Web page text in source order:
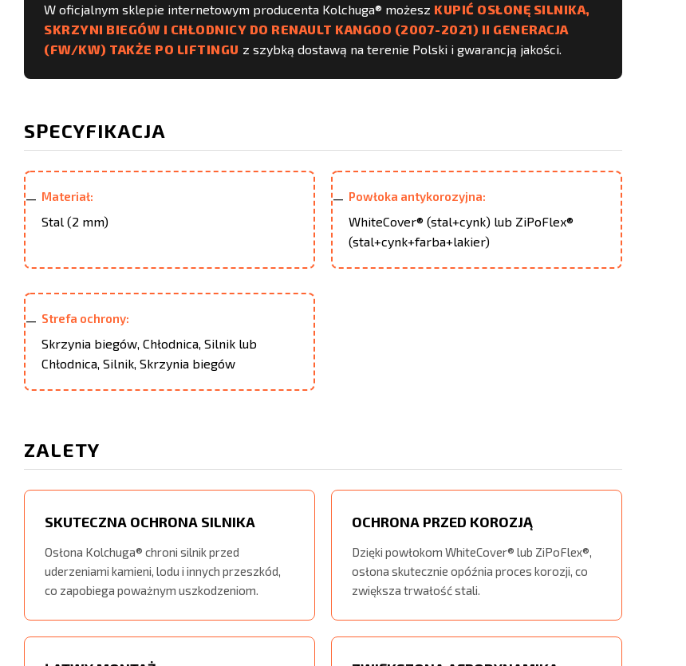
W oficjalnym sklepie internetowym producenta Kolchuga® możesz KUPIĆ OSŁONĘ SILNIKA,
SKRZYNI BIEGÓW I CHŁODNICY DO RENAULT KANGOO (2007-2021) II GENERACJA
(FW/KW) TAKŻE PO LIFTINGU z szybką dostawą na terenie Polski i gwarancją jakości.
SPECYFIKACJA
Materiał:
Stal (2 mm)
Powłoka antykorozyjna:
WhiteCover® (stal+cynk) lub ZiPoFlex®
(stal+cynk+farba+lakier)
Strefa ochrony:
Skrzynia biegów, Chłodnica, Silnik lub
Chłodnica, Silnik, Skrzynia biegów
ZALETY
SKUTECZNA OCHRONA SILNIKA
Osłona Kolchuga® chroni silnik przed
uderzeniami kamieni, lodu i innych przeszkód,
co zapobiega poważnym uszkodzeniom.
OCHRONA PRZED KOROZJĄ
Dzięki powłokom WhiteCover® lub ZiPoFlex®,
osłona skutecznie opóźnia proces korozji, co
zwiększa trwałość stali.